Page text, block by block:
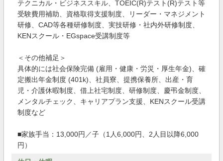
テクニカル・ビジネススキル、TOEIC(R)テスト(R)テスト等
受験費用補助、資格取得支援制度、リーダー・マネジメント
研修、CAD等各種研修制度、実技研修・社内外研修制度、
KENスクール・EGspace受講制度等
＜その他補足＞
具体的には社会保険完備 (雇用・健康・労災・厚生年金)、確
定搬出年金制度 (401k)、社員寮、提携保養所、出産・育
児・介護休暇制度、借上社宅制度、研修制度、慶弔金制度、
メンタルチェック、キャリアプラン支援、KENスクール受講
制度など
■家族手当：13,000円／子（1人6,000円、2人目以降6,000
円）